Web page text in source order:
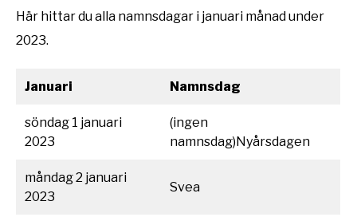
Här hittar du alla namnsdagar i januari månad under
2023.
Januari Namnsdag
söndag 1 januari
2023
(ingen
namnsdag)Nyårsdagen
måndag 2 januari
2023
Svea